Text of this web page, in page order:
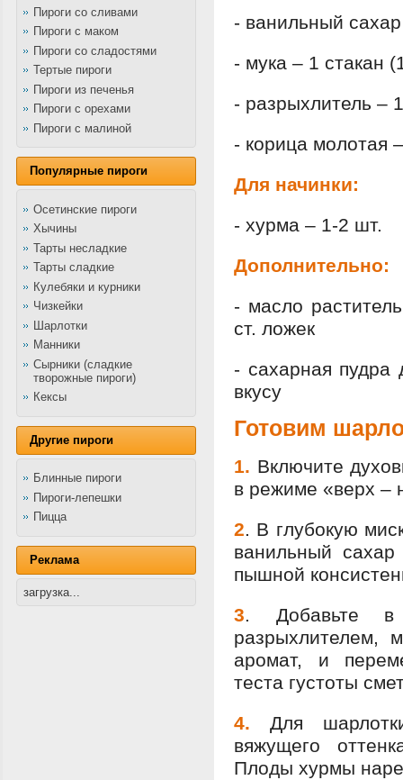
Пироги со сливами
Пироги с маком
Пироги со сладостями
Тертые пироги
Пироги из печенья
Пироги с орехами
Пироги с малиной
Популярные пироги
Осетинские пироги
Хычины
Тарты несладкие
Тарты сладкие
Кулебяки и курники
Чизкейки
Шарлотки
Манники
Сырники (сладкие
творожные пироги)
Кексы
Другие пироги
Блинные пироги
Пироги-лепешки
Пицца
Реклама
загрузка...
- ванильный сахар
- мука – 1 стакан
- разрыхлитель –
- корица молотая
Для начинки:
- хурма – 1-2 шт.
Дополнительно:
- масло
ст. ложек
- сахарная пудра
вкусу
Готовим
1. Включите
в режиме «верх –
2. В глубокую
ванильный
пышной
3.
Добавьте
разрыхлителем,
аромат, и
теста густоты
4.
Для
вяжущего
Плоды хурмы